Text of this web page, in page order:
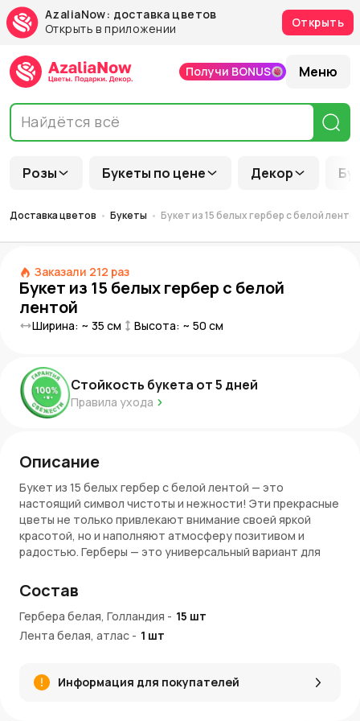
AzaliaNow: доставка цветов
Открыть в приложении
Открыть
Розы Букеты по цене Декор
Получи BONUS Меню
Доставка цветов Букеты Букет из 15 белых гербер с белой
Заказали 212 раз
Букет из 15 белых гербер с белой
лентой
Ширина: ~ 35 см Высота: ~ 50 см
Стойкость букета от5 дней
Правила ухода
Описание
Букет из 15 белых гербер с белой лентой — это
настоящий символ чистоты и нежности! Эти прекрасные
цветы не только привлекают внимание своей яркой
красотой, но и наполняют атмосферу позитивом и
радостью. Герберы — это универсальный вариант для
свадьба или просто желание порадовать близкого
человека. Благодаря своим устойчивым лепесткам,
герберы сохраняют свежесть долгое время, что делает
их великолепным выбором для букета. Белый цвет
но и прекрасным дополнением к любому интерьеру.
Состав
Гербера белая, Голландия - 15 шт
Лента белая, атлас - 1 шт
Информация для покупателей